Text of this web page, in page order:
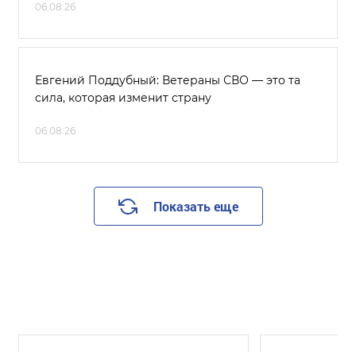
06.08.26
Евгений Поддубный: Ветераны СВО — это та
сила, которая изменит страну
06.08.26
Показать еще